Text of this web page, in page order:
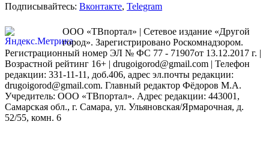
Подписывайтесь: Вконтакте, Telegram
ООО «ТВпортал» | Сетевое издание «Другой
город». Зарегистрировано Роскомнадзором.
Регистрационный номер ЭЛ № ФС 77 - 71907от 13.12.2017 г. |
Возрастной рейтинг 16+ | drugoigorod@gmail.com | Телефон
редакции: 331-11-11, доб.406, адрес эл.почты редакции:
drugoigorod@gmail.com. Главный редактор Фёдоров М.А.
Учредитель: ООО «ТВпортал». Адрес редакции: 443001,
Самарская обл., г. Самара, ул. Ульяновская/Ярмарочная, д.
52/55, комн. 6